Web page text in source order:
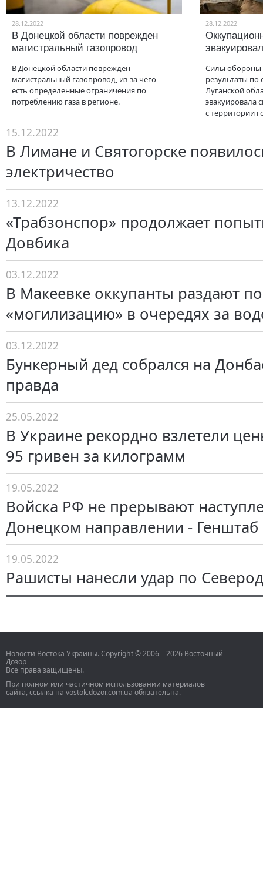
28.12.2022
В Донецкой области поврежден
магистральный газопровод
В Донецкой области поврежден
магистральный газопровод, из-за чего
есть определенные ограничения по
потреблению газа в регионе.
28.12.2022
Силы
результаты
Луганской
эвакуировала
с территории
15.12.2022
В Лимане и Святогорске
электричество
13.12.2022
«Трабзонспор» продолжает
Довбика
03.12.2022
В Макеевке оккупанты раздают
«могилизацию» в очередях за
03.12.2022
Бункерный дед собрался на
правда
25.05.2022
В Украине рекордно взлетели
95 гривен за килограмм
19.05.2022
Войска РФ не прерывают
Донецком направлении - Генштаб
19.05.2022
Рашисты нанесли удар по
Новости Востока Украины. Copyright © 2006—2026 Восточный
Дозор
Все права защищены.
При полном или частичном использовании материалов
сайта, ссылка на vostok.dozor.com.ua обязательна.